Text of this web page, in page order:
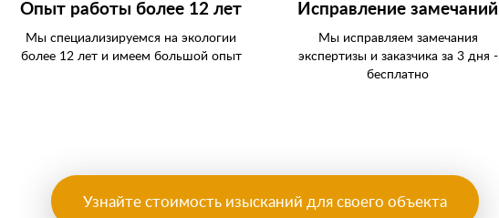
Опыт работы более 12 лет
Мы специализируемся на экологии
более 12 лет и имеем большой опыт
Исправление замечаний
Мы исправляем замечания
экспертизы и заказчика за 3 дня -
бесплатно
Узнайте стоимость изысканий для своего объекта